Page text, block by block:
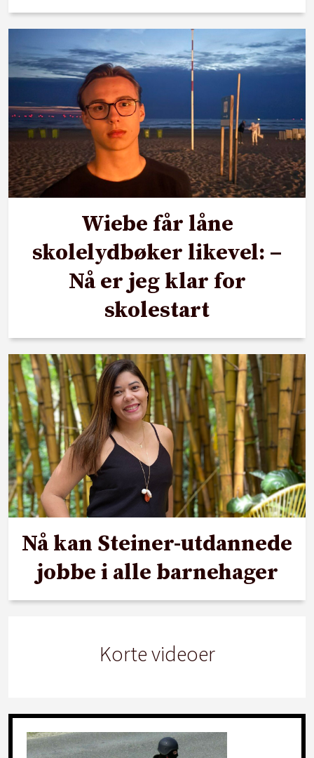
Wiebe får låne
skolelydbøker likevel: –
Nå er jeg klar for
skolestart
Nå kan Steiner-utdannede
jobbe i alle barnehager
Korte videoer